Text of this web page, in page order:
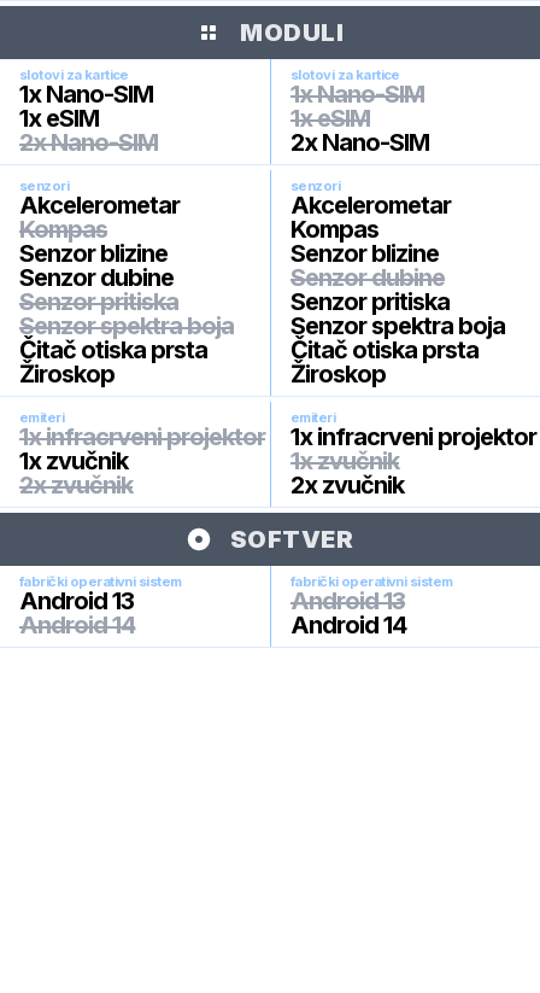
MODULI
slotovi za kartice
1x Nano-SIM
1x eSIM
2x Nano-SIM
slotovi za kartice
1x Nano-SIM
1x eSIM
2x Nano-SIM
senzori
Akcelerometar
Kompas
Senzor blizine
Senzor dubine
Senzor pritiska
Senzor spektra boja
Čitač otiska prsta
Žiroskop
senzori
Akcelerometar
Kompas
Senzor blizine
Senzor dubine
Senzor pritiska
Senzor spektra boja
Čitač otiska prsta
Žiroskop
emiteri
1x infracrveni projektor
1x zvučnik
2x zvučnik
emiteri
1x infracrveni projektor
1x zvučnik
2x zvučnik
SOFTVER
fabrički operativni sistem
Android 13
Android 14
fabrički operativni sistem
Android 13
Android 14